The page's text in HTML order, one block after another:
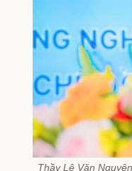
Thầy Lê Văn